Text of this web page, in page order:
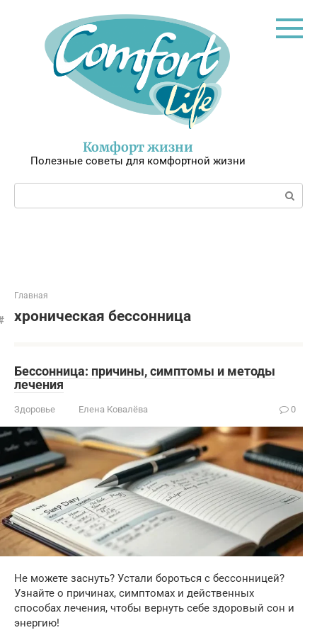
Комфорт жизни
Полезные советы для комфортной жизни
Поиск:
Главная
хроническая бессонница
Бессонница: причины, симптомы и методы
лечения
Здоровье Елена Ковалёва 0
Не можете заснуть? Устали бороться с бессонницей?
Узнайте о причинах, симптомах и действенных
способах лечения, чтобы вернуть себе здоровый сон и
энергию!